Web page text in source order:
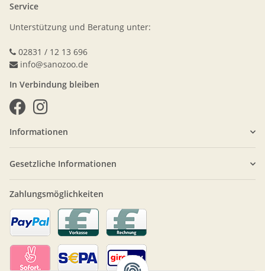
Service
Unterstützung und Beratung unter:
02831 / 12 13 696
info@sanozoo.de
In Verbindung bleiben
Informationen
Gesetzliche Informationen
Zahlungsmöglichkeiten